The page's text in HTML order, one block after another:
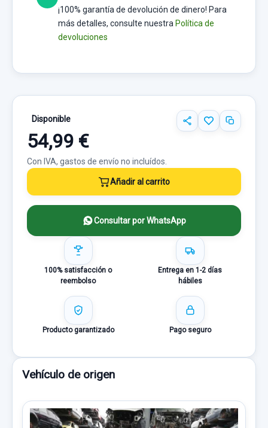
¡100% garantía de devolución de dinero! Para
más detalles, consulte nuestra Política de
devoluciones
Disponible
54,99 €
Con IVA, gastos de envío no incluídos.
Añadir al carrito
Consultar por WhatsApp
100% satisfacción o
reembolso
Entrega en 1-2 días
hábiles
Producto garantizado Pago seguro
Vehículo de origen